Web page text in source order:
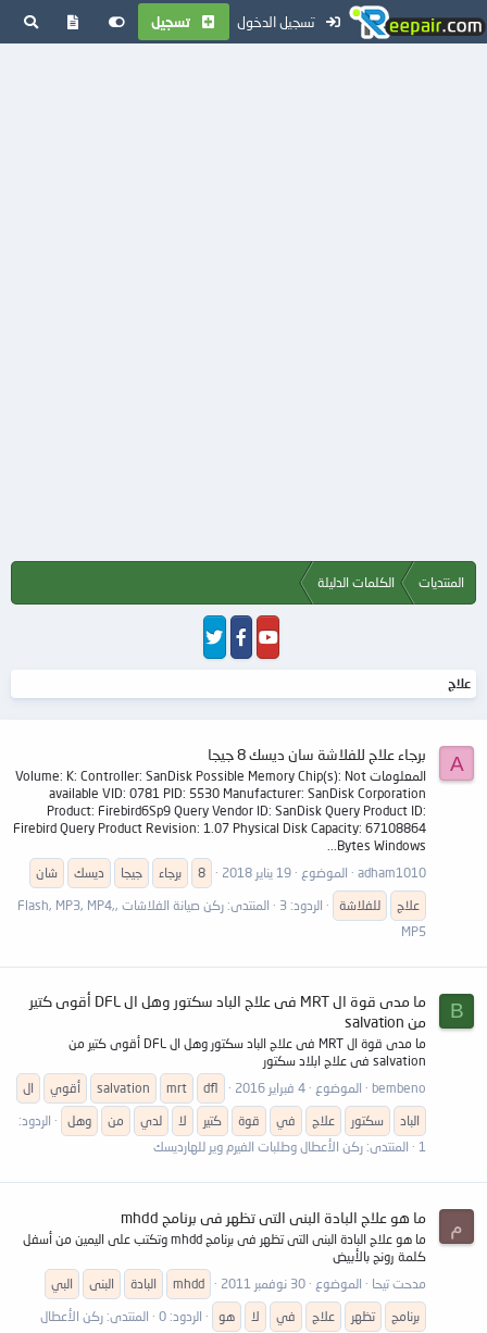
تسجيل الدخول تسجيل
المنتديات الكلمات الدليلة
علاج
A برجاء علاج للفلاشة سان ديسك 8 جيجا
المعلومات Volume: K: Controller: SanDisk Possible Memory Chip(s): Not
available VID: 0781 PID: 5530 Manufacturer: SanDisk Corporation
Product: Firebird6Sp9 Query Vendor ID: SanDisk Query Product ID:
Firebird Query Product Revision: 1.07 Physical Disk Capacity: 67108864
Bytes Windows...
adham1010
الموضوع 19 يناير 2018 8 برجاء جيجا ديسك
شان
علاج
للفلاشة الردود: 3 المنتدى:
ركن صيانة الفلاشات ,Flash, MP3, MP4,
MP5
B
ما مدى قوة ال MRT فى علاج الباد سكتور وهل ال DFL أقوى كتير
من salvation
ما مدى قوة ال MRT فى علاج الباد سكتور وهل ال DFL أقوى كتير من
salvation فى علاج ابلاد سكتور
bembeno
الموضوع 4 فبراير 2016 dfl
mrt
salvation أقوي
ال
الباد
سكتور علاج في قوة كتير لا لدي من وهل
الردود:
1
المنتدى: ركن الأعطال وطلبات الفيرم وير للهارديسك
م ما هو علاج البادة البنى التى تظهر فى برنامج mhdd
ما هو علاج البادة البنى التى تظهر فى برنامج mhdd وتكتب على اليمين من أسفل
كلمة رونج بالأبيض
مدحت تيحا
الموضوع 30 نوفمبر 2011 mhdd البادة البنى
البي
برنامج
تظهر علاج في لا هو الردود: 0 المنتدى: ركن الأعطال